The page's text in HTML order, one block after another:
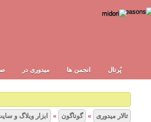
پُرتال انجمن ها ميدوری در
تالار میدوری » گوناگون » ابزار وبلاگ و